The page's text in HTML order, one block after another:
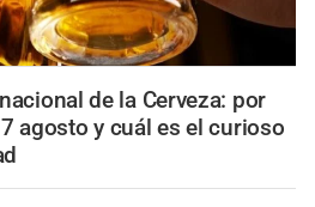
de la Cerveza: por
agosto y cuál es el curioso